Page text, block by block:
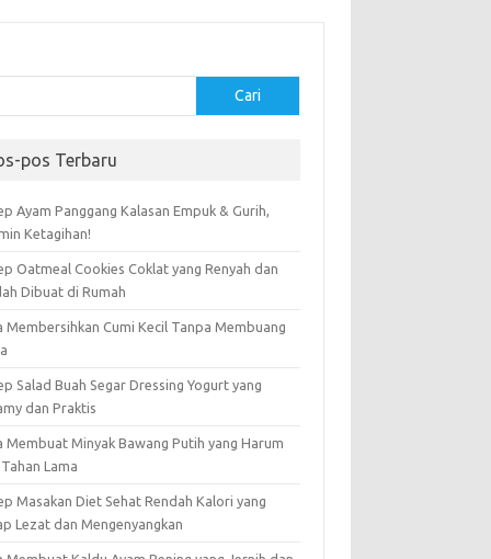
Cari
pos Terbaru
Ayam Panggang Kalasan Empuk & Gurih,
Ketagihan!
Oatmeal Cookies Coklat yang Renyah dan
Dibuat di Rumah
Membersihkan Cumi Kecil Tanpa Membuang
Salad Buah Segar Dressing Yogurt yang
dan Praktis
Membuat Minyak Bawang Putih yang Harum
Lama
Masakan Diet Sehat Rendah Kalori yang
Lezat dan Mengenyangkan